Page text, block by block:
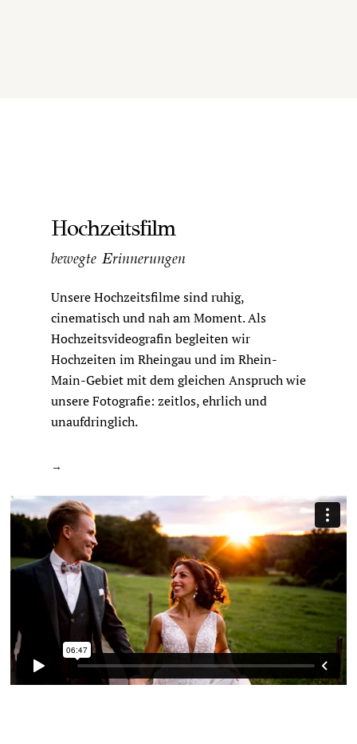
Hochzeitsfilm
bewegte Erinnerungen
Unsere Hochzeitsfilme sind ruhig,
cinematisch und nah am Moment. Als
Hochzeitsvideografin begleiten wir
Hochzeiten im Rheingau und im Rhein-
Main-Gebiet mit dem gleichen Anspruch wie
unsere Fotografie: zeitlos, ehrlich und
unaufdringlich.
→